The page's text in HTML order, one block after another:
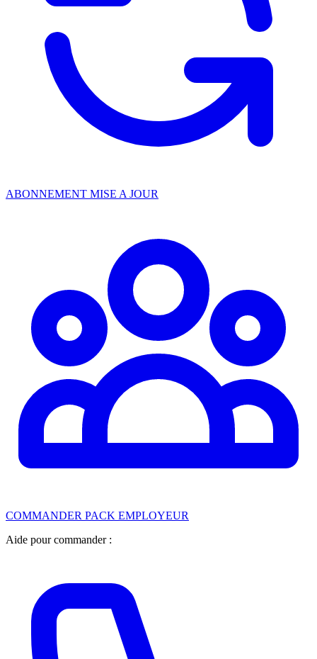
ABONNEMENT MISE A JOUR
COMMANDER PACK EMPLOYEUR
Aide pour commander :